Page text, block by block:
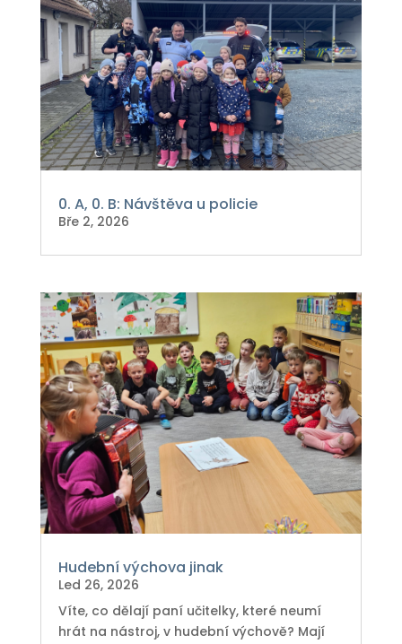
0. A, 0. B: Návštěva u policie
Bře 2, 2026
Hudební výchova jinak
Led 26, 2026
Víte, co dělají paní učitelky, které neumí
hrát na nástroj, v hudební výchově? Mají